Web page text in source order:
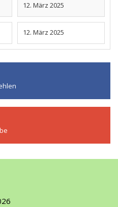
12. März 2025
12. März 2025